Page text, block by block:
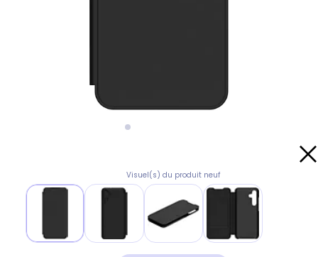
Visuel(s) du produit neuf